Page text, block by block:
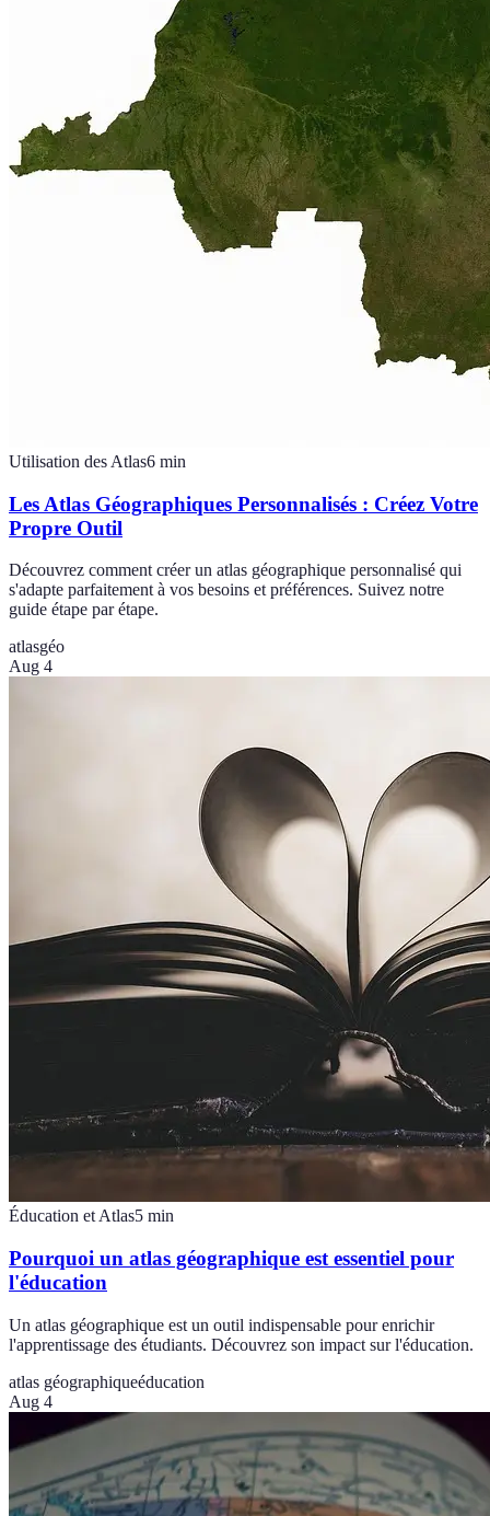
Utilisation des Atlas6 min
Les Atlas Géographiques Personnalisés : Créez Votre
Propre Outil
Découvrez comment créer un atlas géographique personnalisé qui
s'adapte parfaitement à vos besoins et préférences. Suivez notre
guide étape par étape.
atlasgéo
Aug 4
Éducation et Atlas5 min
Pourquoi un atlas géographique est essentiel pour
l'éducation
Un atlas géographique est un outil indispensable pour enrichir
l'apprentissage des étudiants. Découvrez son impact sur l'éducation.
atlas géographiqueéducation
Aug 4